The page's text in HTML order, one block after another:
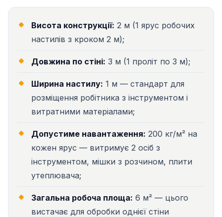
Висота конструкції: 2 м (1 ярус робочих
настилів з кроком 2 м);
Довжина по стіні: 3 м (1 проліт по 3 м);
Ширина настилу: 1 м — стандарт для
розміщення робітника з інструментом і
витратними матеріалами;
Допустиме навантаження: 200 кг/м² на
кожен ярус — витримує 2 осіб з
інструментом, мішки з розчином, плити
утеплювача;
Загальна робоча площа: 6 м² — цього
вистачає для обробки однієї стіни